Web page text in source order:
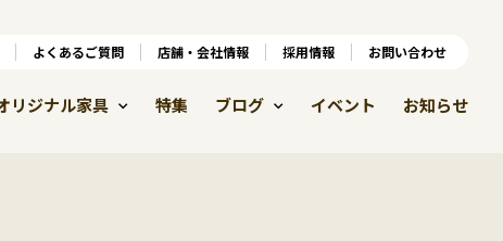
ンラインショップ よくあるご質問 店舗・会社情報 採用情報
リジナル家具 特集 ブログ イベント お知らせ
よくあるご質問 店舗・会社情報 採用情報 お問い合わせ